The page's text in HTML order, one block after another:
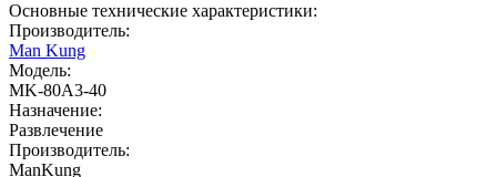
Основные технические характеристики:
Производитель:
Man Kung
Модель:
MK-80A3-40
Назначение:
Развлечение
Производитель:
ManKung